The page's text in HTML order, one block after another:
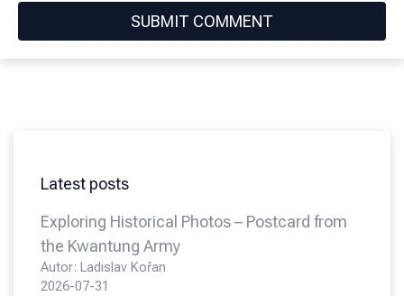
Latest posts
Exploring Historical Photos – Postcard from
the Kwantung Army
Autor: Ladislav Kořan
2026-07-31